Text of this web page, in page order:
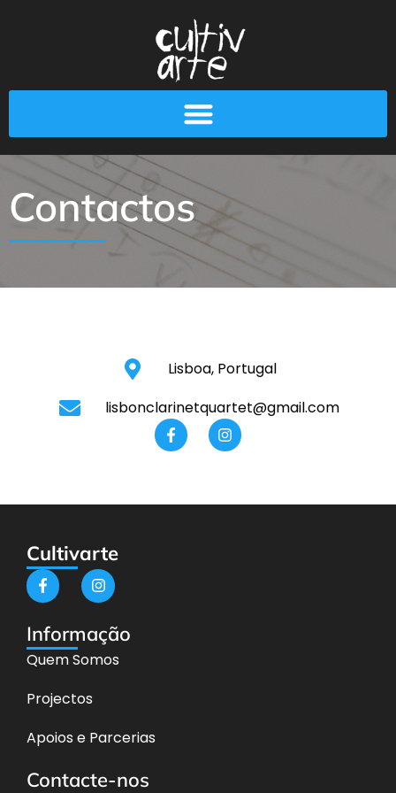
Contactos
Lisboa, Portugal
lisbonclarinetquartet@gmail.com
Cultivarte
Informação
Quem Somos
Projectos
Apoios e Parcerias
Contacte-nos